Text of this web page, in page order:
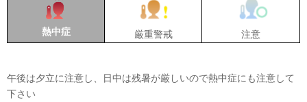
熱中症 厳重警戒 注意
午後は夕立に注意し、日中は残暑が厳しいので熱中症にも注意して
下さい